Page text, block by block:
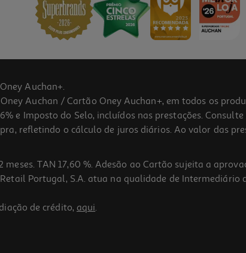
Auchan+.
Auchan / Cartão Oney Auchan+, em todos os
e Imposto do Selo, incluídos nas prestações.
refletindo o cálculo de juros diários. Ao valor das
TAN 17,60 %. Adesão ao Cartão sujeita a
Portugal, S.A. atua na qualidade de
de crédito, aqui.